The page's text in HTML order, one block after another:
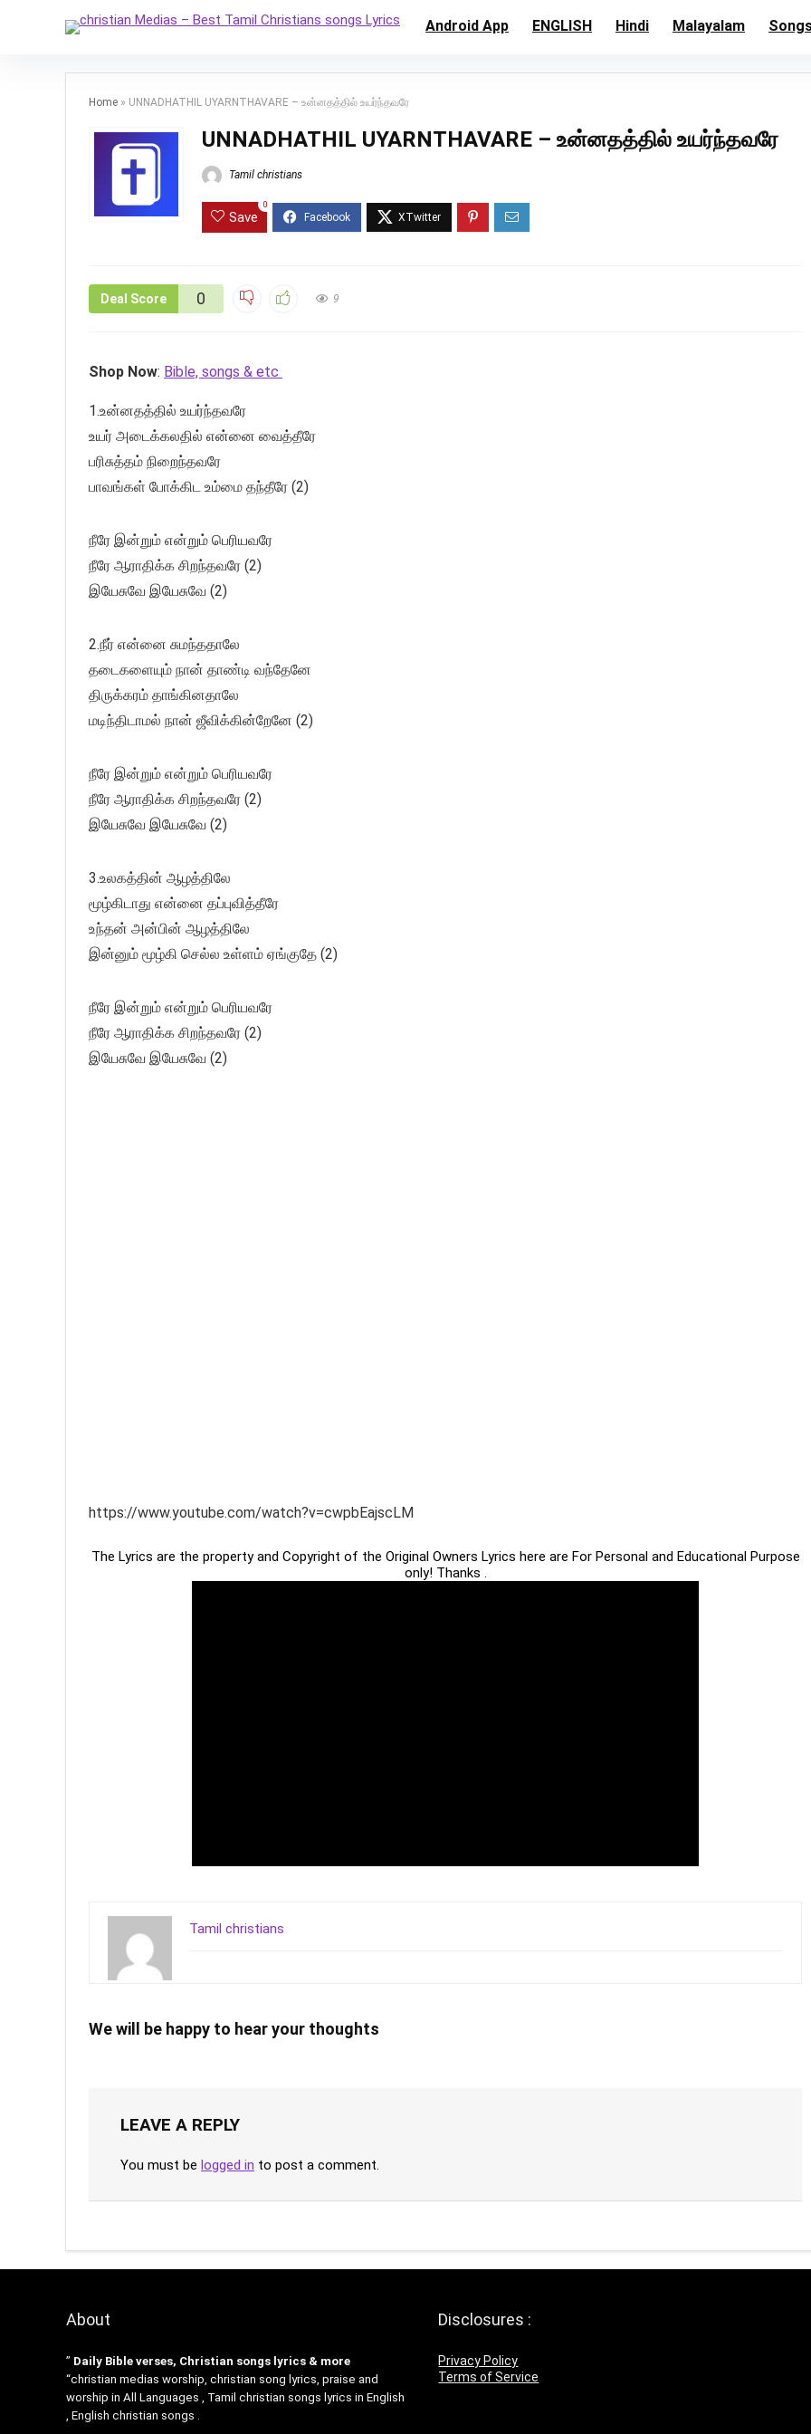
Android App ENGLISH Hindi Malayalam
Home » UNNADHATHIL UYARNTHAVARE – உன்னதத்தில் உயர்ந்தவரே
UNNADHATHIL UYARNTHAVARE – உன்னதத்தில் உயர்ந்தவரே
Tamil christians
Save
0
Deal Score 0 9
Shop Now: Bible, songs & etc
1.உன்னதத்தில் உயர்ந்தவரே
உயர் அடைக்கலதில் என்னை வைத்தீரே
பரிசுத்தம் நிறைந்தவரே
பாவங்கள் போக்கிட உம்மை தந்தீரே (2)
நீரே இன்றும் என்றும் பெரியவரே
நீரே ஆராதிக்க சிறந்தவரே (2)
இயேசுவே இயேசுவே (2)
2.நீர் என்னை சுமந்ததாலே
தடைகளையும் நான் தாண்டி வந்தேனே
திருக்கரம் தாங்கினதாலே
மடிந்திடாமல் நான் ஜீவிக்கின்றேனே (2)
நீரே இன்றும் என்றும் பெரியவரே
நீரே ஆராதிக்க சிறந்தவரே (2)
இயேசுவே இயேசுவே (2)
3.உலகத்தின் ஆழத்திலே
மூழ்கிடாது என்னை தப்புவித்தீரே
உந்தன் அன்பின் ஆழத்திலே
இன்னும் மூழ்கி செல்ல உள்ளம் ஏங்குதே (2)
நீரே இன்றும் என்றும் பெரியவரே
நீரே ஆராதிக்க சிறந்தவரே (2)
இயேசுவே இயேசுவே (2)
https://www.youtube.com/watch?v=cwpbEajscLM
The Lyrics are the property and Copyright of the Original Owners Lyrics here are For Personal and Educational Purpose
only! Thanks .
Tamil christians
We will be happy to hear your thoughts
LEAVE A REPLY
You must be logged in to post a comment.
About
” Daily Bible verses, Christian songs lyrics & more
“christian medias worship, christian song lyrics, praise and
worship in All Languages , Tamil christian songs lyrics in English
, English christian songs .
Disclosures :
Privacy Policy
Terms of Service